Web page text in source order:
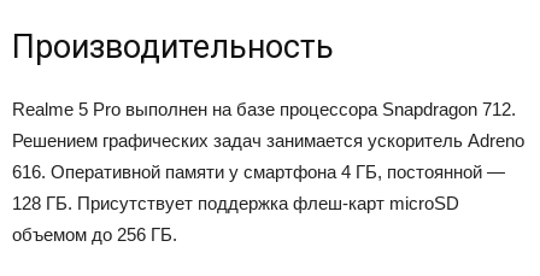
Производительность
Realme 5 Pro выполнен на базе процессора Snapdragon 712.
Решением графических задач занимается ускоритель Adreno
616. Оперативной памяти у смартфона 4 ГБ, постоянной —
128 ГБ. Присутствует поддержка флеш-карт microSD
объемом до 256 ГБ.